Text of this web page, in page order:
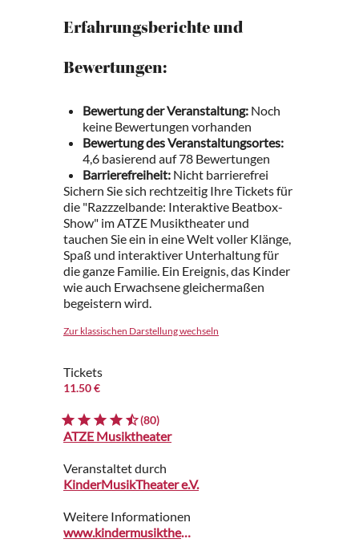
Erfahrungsberichte und
Bewertungen:
Bewertung der Veranstaltung: Noch
keine Bewertungen vorhanden
Bewertung des Veranstaltungsortes:
4,6 basierend auf 78 Bewertungen
Barrierefreiheit: Nicht barrierefrei
Sichern Sie sich rechtzeitig Ihre Tickets für
die "Razzzelbande: Interaktive Beatbox-
Show" im ATZE Musiktheater und
tauchen Sie ein in eine Welt voller Klänge,
Spaß und interaktiver Unterhaltung für
die ganze Familie. Ein Ereignis, das Kinder
wie auch Erwachsene gleichermaßen
begeistern wird.
Zur klassischen Darstellung wechseln
Tickets
11.50 €
(80)
ATZE Musiktheater
Veranstaltet durch
KinderMusikTheater e.V.
Weitere Informationen
www.kindermusiktheater-berlin.de